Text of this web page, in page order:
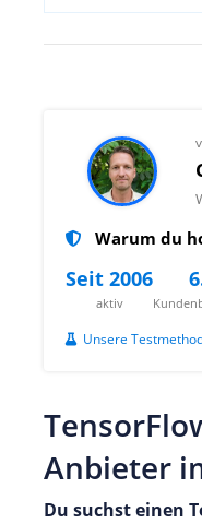
Warum du
Seit 2006
aktiv
Unsere
Anbieter
Du suchst einen